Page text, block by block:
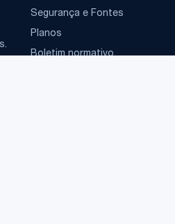
Segurança e Fontes
Planos
Boletim normativo